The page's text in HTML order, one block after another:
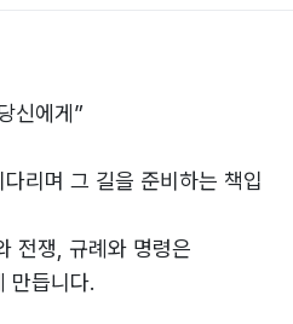
신에게”
리며 그 길을 준비하는 책입
전쟁, 규례와 명령은
만듭니다.